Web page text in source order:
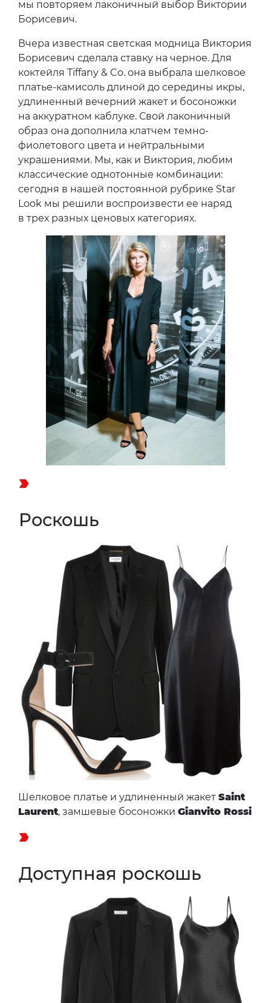
мы повторяем лаконичный выбор Виктории
Борисевич.
Вчера известная светская модница Виктория
Борисевич сделала ставку на черное. Для
коктейля Tiffany & Co. она выбрала шелковое
платье-камисоль длиной до середины икры,
удлиненный вечерний жакет и босоножки
на аккуратном каблуке. Свой лаконичный
образ она дополнила клатчем темно-
фиолетового цвета и нейтральными
украшениями. Мы, как и Виктория, любим
классические однотонные комбинации:
сегодня в нашей постоянной рубрике Star
Look мы решили воспроизвести ее наряд
в трех разных ценовых категориях.
Роскошь
Шелковое платье и удлиненный жакет Saint
Laurent, замшевые босоножки Gianvito Rossi
Доступная роскошь